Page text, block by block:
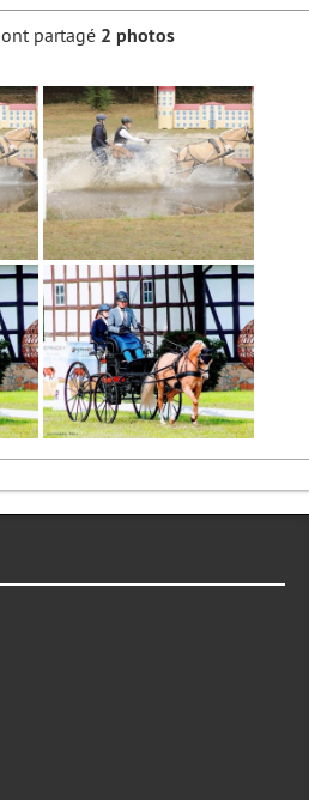
ont partagé 2 photos